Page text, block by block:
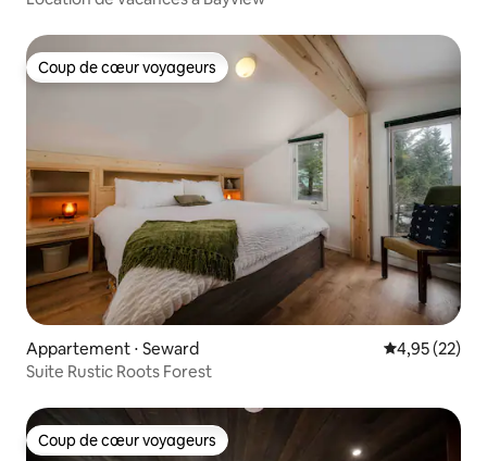
Coup de cœur voyageurs
Coup de cœur voyageurs
Appartement ⋅ Seward Évaluation
4,95 (22)
Suite Rustic Roots Forest
Coup de cœur voyageurs
Coup de cœur voyageurs